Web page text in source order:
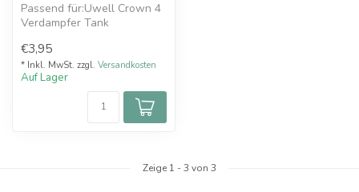
Passend für:Uwell Crown 4
Verdampfer Tank
Ersatzgl...
€3,95
* Inkl. MwSt. zzgl. Versandkosten
Auf Lager
Zeige 1 -3 von 3